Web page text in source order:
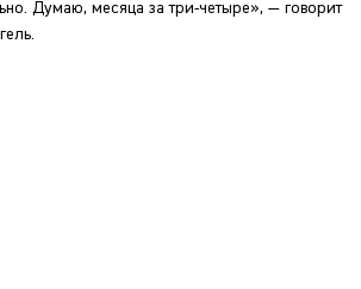
Думаю, месяца за три-четыре», — говорит